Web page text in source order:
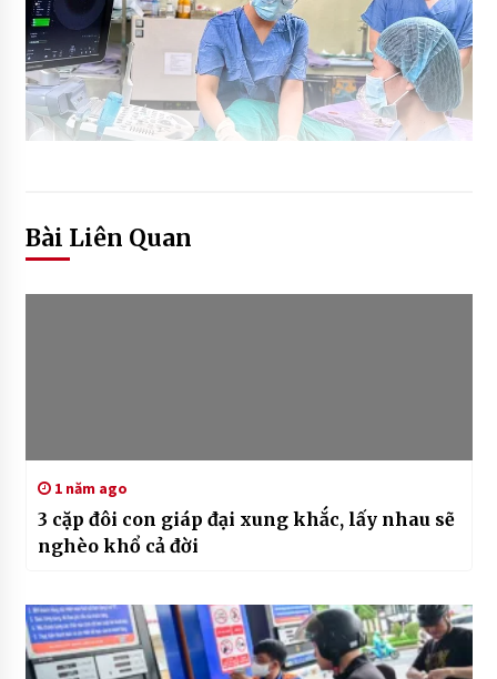
Bài Liên Quan
1 năm ago
3 cặp đôi con giáp đại xung khắc, lấy nhau sẽ
nghèo khổ cả đời